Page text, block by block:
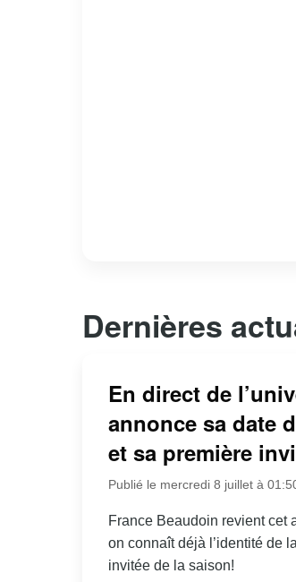
Dernières
En direct de
annonce sa date
et sa première
Publié le mercredi 8 juillet à
France Beaudoin revient cet
on connaît déjà l’identité de
invitée de la saison!